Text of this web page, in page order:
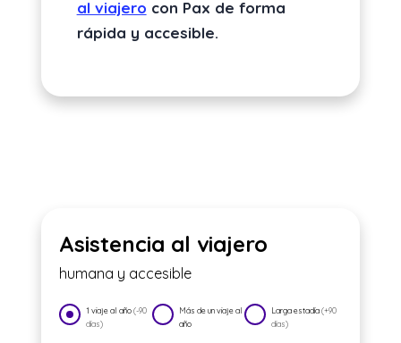
al viajero con Pax de forma
rápida y accesible.
Asistencia al viajero
humana y accesible
1 viaje al año(-90
días)
Más de un viaje al
año
Larga estadía(+90
días)